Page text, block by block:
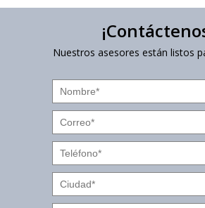
Nuestros asesores están listos